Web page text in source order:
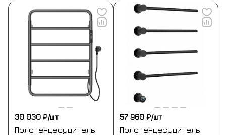
30 030 ₽/шт
Полотенцесушитель
57 960 ₽/шт
Полотенцесушитель